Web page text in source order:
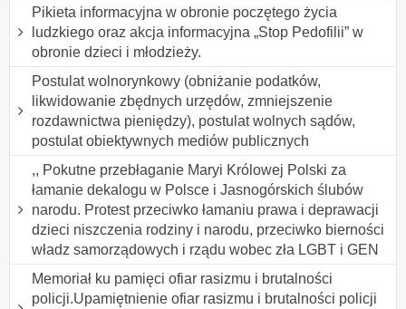
Pikieta informacyjna w obronie poczętego życia
ludzkiego oraz akcja informacyjna „Stop Pedofilii” w
obronie dzieci i młodzieży.
Postulat wolnorynkowy (obniżanie podatków,
likwidowanie zbędnych urzędów, zmniejszenie
rozdawnictwa pieniędzy), postulat wolnych sądów,
postulat obiektywnych mediów publicznych
,, Pokutne przebłaganie Maryi Królowej Polski za
łamanie dekalogu w Polsce i Jasnogórskich ślubów
narodu. Protest przeciwko łamaniu prawa i deprawacji
dzieci niszczenia rodziny i narodu, przeciwko bierności
władz samorządowych i rządu wobec zła LGBT i GEN
Memoriał ku pamięci ofiar rasizmu i brutalności
policji.Upamiętnienie ofiar rasizmu i brutalności policji